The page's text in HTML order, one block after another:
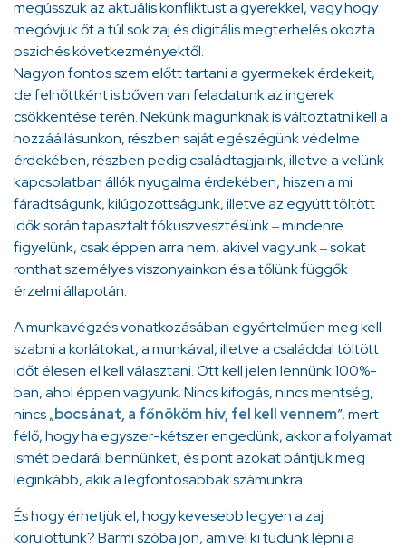
megússzuk az aktuális konfliktust a gyerekkel, vagy hogy
megóvjuk őt a túl sok zaj és digitális megterhelés okozta
pszichés következményektől.
Nagyon fontos szem előtt tartani a gyermekek érdekeit,
de felnőttként is bőven van feladatunk az ingerek
csökkentése terén. Nekünk magunknak is változtatni kell a
hozzáállásunkon, részben saját egészégünk védelme
érdekében, részben pedig családtagjaink, illetve a velünk
kapcsolatban állók nyugalma érdekében, hiszen a mi
fáradtságunk, kilúgozottságunk, illetve az együtt töltött
idők során tapasztalt fókuszvesztésünk–mindenre
figyelünk, csak éppen arra nem, akivel vagyunk–sokat
ronthat személyes viszonyainkon és a tőlünk függők
érzelmi állapotán.
A munkavégzés vonatkozásában egyértelműen meg kell
szabni a korlátokat, a munkával, illetve a családdal töltött
időt élesen el kell választani. Ott kell jelen lennünk 100%-
ban, ahol éppen vagyunk. Nincs kifogás, nincs mentség,
nincs „bocsánat, a főnököm hív, fel kell vennem”, mert
félő, hogy ha egyszer-kétszer engedünk, akkor a folyamat
ismét bedarál bennünket, és pont azokat bántjuk meg
leginkább, akik a legfontosabbak számunkra.
És hogy érhetjük el, hogy kevesebb legyen a zaj
körülöttünk? Bármi szóba jön, amivel ki tudunk lépni a